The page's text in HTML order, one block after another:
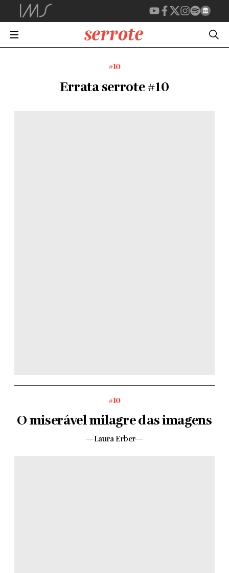
#10
Errata serrote #10
#10
O miserável milagre das imagens
—Laura Erber—